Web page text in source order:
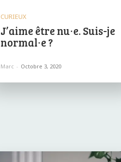
CURIEUX
J’aime être nu·e. Suis-je
normal·e ?
Marc - Octobre 3, 2020